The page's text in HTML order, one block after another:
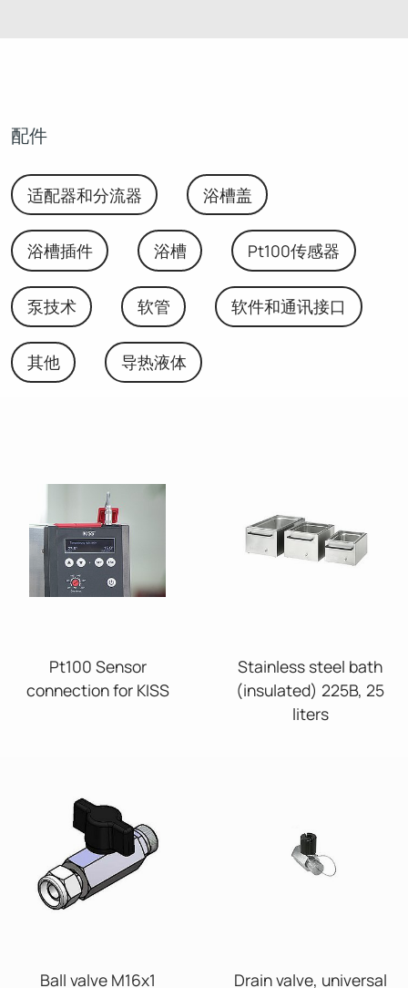
配件
适配器和分流器 浴槽盖
浴槽插件 浴槽 Pt100传感器
泵技术 软管 软件和通讯接口
其他 导热液体
Pt100 Sensor
connection for KISS
Stainless steel bath
(insulated) 225B, 25
liters
Ball valve M16x1 Drain valve, universal